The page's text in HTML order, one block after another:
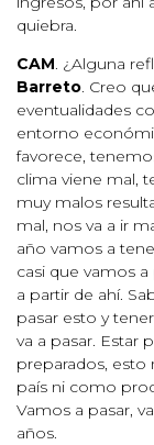
quiebra.
CAM. ¿Alguna
Barreto. Creo
eventualidades
entorno
favorece,
clima viene mal,
muy malos
mal, nos va a ir
año vamos a
casi que vamos
a partir de ahí.
pasar esto y
va a pasar. Estar
preparados, esto
país ni como
Vamos a pasar,
años.